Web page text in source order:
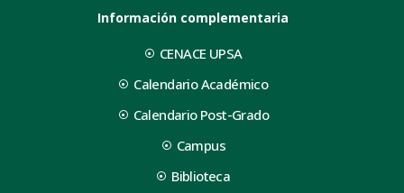
Información complementaria
CENACE UPSA
Calendario Académico
Calendario Post-Grado
Campus
Biblioteca